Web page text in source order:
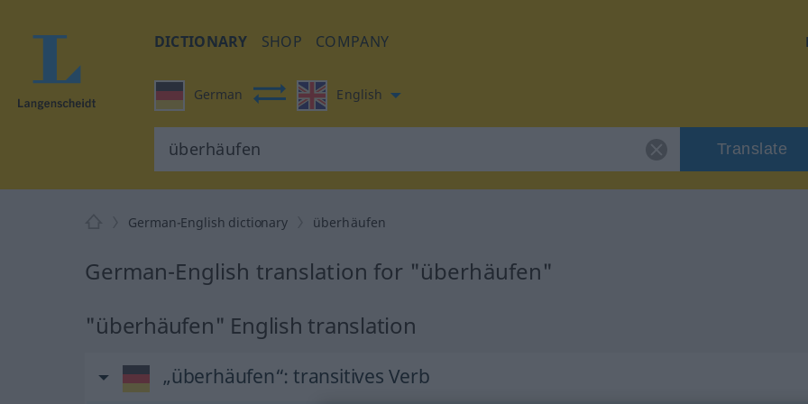
DICTIONARY SHOP COMPANY
German English
Translate
German-English dictionary überhäufen
German-English translation for "überhäufen"
"überhäufen" English translation
„überhäufen“: transitives Verb